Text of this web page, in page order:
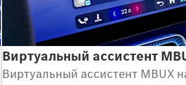
Виртуальный ассистент
Виртуальный ассистент MBUX